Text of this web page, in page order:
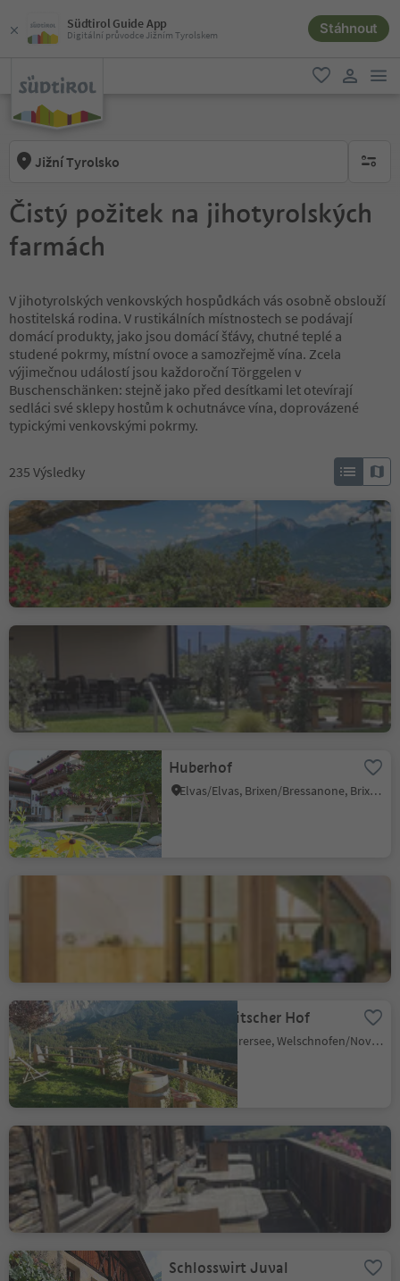
Südtirol Guide App
Digitální průvodce Jižním Tyrolskem Stáhnout
oblíbené
Jižní Tyrolsko brak
Čistý požitek na jihotyrolských
farmách
V jihotyrolských venkovských hospůdkách vás osobně obslouží
hostitelská rodina. V rustikálních místnostech se podávají
domácí produkty, jako jsou domácí šťávy, chutné teplé a
studené pokrmy, místní ovoce a samozřejmě vína. Zcela
výjimečnou událostí jsou každoroční Törggelen v
Buschenschänken: stejně jako před desítkami let otevírají
sedláci své sklepy hostům k ochutnávce vína, doprovázené
typickými venkovskými pokrmy.
235 Výsledky
Haidenhof
Cermes/Tscherms, Tscherms/Cermes, Meran/Merano and environs
Pomaria's Farm Café and
St. Josef am See/S. Giuseppe al Lago, Kaltern an der Weinstraße/Caldaro sulla Strada del Vino, Alto Adige Wine Road
Huberhof
Elvas/Elvas, Brixen/Bressanone, Brixen/Bressanone and environs
Cortina s.s.d.V./Kurtinig, Kurtinig an der Weinstraße/Cortina sulla Strada del Vino, Alto Adige Wine Road
Farm Ladritscher Hof
Carezza/Karersee, Welschnofen/Nova Levante, Dolomites Region Eggental
Malga Laranzer Schwaige
Alpe di Siusi/Seiseralm, Kastelruth/Castelrotto, Dolomites Region Seiser Alm
Schlosswirt Juval